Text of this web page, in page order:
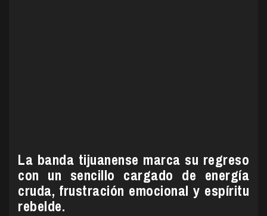
La banda tijuanense marca su regreso
con un sencillo cargado de energía
cruda, frustración emocional y espíritu
rebelde.